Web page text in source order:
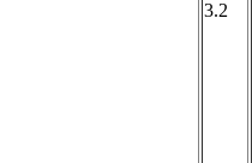
3.2